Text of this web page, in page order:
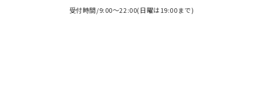
受付時間/9:00～22:00(日曜は19:00まで)